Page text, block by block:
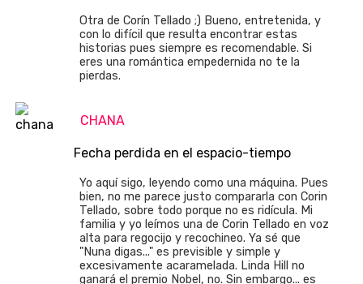
Otra de Corín Tellado ;) Bueno, entretenida, y
con lo difícil que resulta encontrar estas
historias pues siempre es recomendable. Si
eres una romántica empedernida no te la
pierdas.
CHANA
Fecha perdida en el espacio-tiempo
Yo aquí sigo, leyendo como una máquina. Pues
bien, no me parece justo compararla con Corin
Tellado, sobre todo porque no es ridícula. Mi
familia y yo leímos una de Corin Tellado en voz
alta para regocijo y recochineo. Ya sé que
"Nuna digas..." es previsible y simple y
excesivamente acaramelada. Linda Hill no
ganará el premio Nobel, no. Sin embargo... es